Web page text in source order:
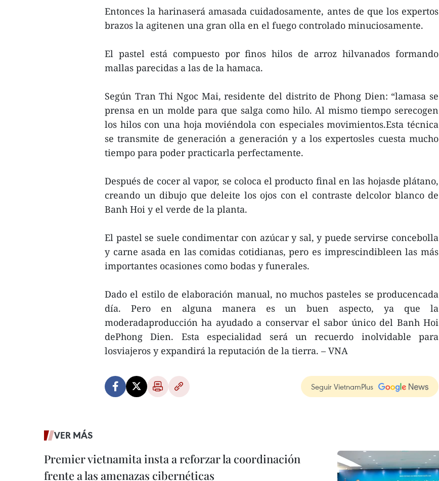
Entonces la harinaserá amasada cuidadosamente, antes de que los expertos
brazos la agitenen una gran olla en el fuego controlado minuciosamente.
El pastel está compuesto por finos hilos de arroz hilvanados formando
mallas parecidas a las de la hamaca.
Según Tran Thi Ngoc Mai, residente del distrito de Phong Dien: “lamasa se
prensa en un molde para que salga como hilo. Al mismo tiempo serecogen
los hilos con una hoja moviéndola con especiales movimientos.Esta técnica
se transmite de generación a generación y a los expertosles cuesta mucho
tiempo para poder practicarla perfectamente.
Después de cocer al vapor, se coloca el producto final en las hojasde plátano,
creando un dibujo que deleite los ojos con el contraste delcolor blanco de
Banh Hoi y el verde de la planta.
El pastel se suele condimentar con azúcar y sal, y puede servirse concebolla
y carne asada en las comidas cotidianas, pero es imprescindibleen las más
importantes ocasiones como bodas y funerales.
Dado el estilo de elaboración manual, no muchos pasteles se producencada
día. Pero en alguna manera es un buen aspecto, ya que la
moderadaproducción ha ayudado a conservar el sabor único del Banh Hoi
dePhong Dien. Esta especialidad será un recuerdo inolvidable para
losviajeros y expandirá la reputación de la tierra. – VNA
Seguir VietnamPlus
VER MÁS
Premier vietnamita insta a reforzar la coordinación
frente a las amenazas cibernéticas